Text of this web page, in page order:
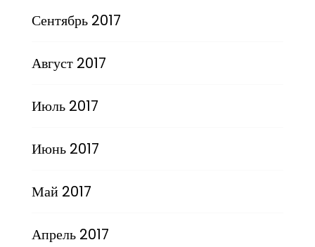
Сентябрь 2017
Август 2017
Июль 2017
Июнь 2017
Май 2017
Апрель 2017